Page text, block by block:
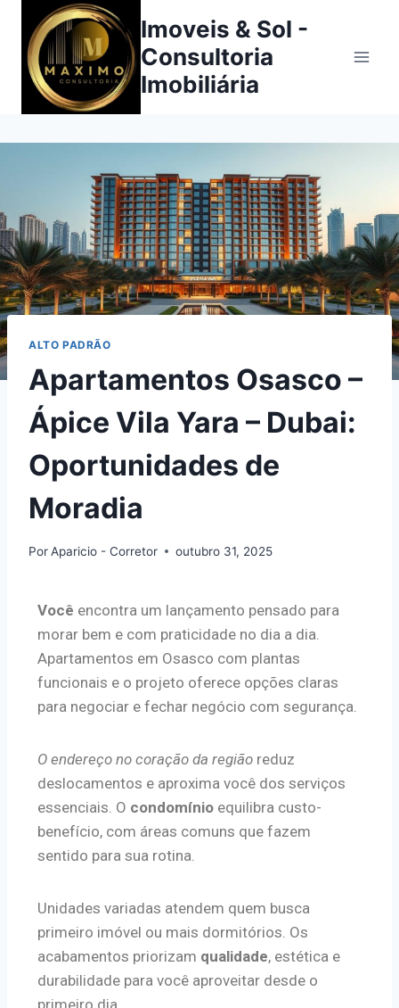
Imoveis & Sol -
Consultoria
Imobiliária
ALTO PADRÃO
Apartamentos Osasco –
Ápice Vila Yara – Dubai:
Oportunidades de
Moradia
PorAparicio - Corretor outubro 31, 2025
Você encontra um lançamento pensado para
morar bem e com praticidade no dia a dia.
Apartamentos em Osasco com plantas
funcionais e o projeto oferece opções claras
para negociar e fechar negócio com segurança.
O endereço no coração da região reduz
deslocamentos e aproxima você dos serviços
essenciais. O condomínio equilibra custo-
benefício, com áreas comuns que fazem
sentido para sua rotina.
Unidades variadas atendem quem busca
primeiro imóvel ou mais dormitórios. Os
acabamentos priorizam qualidade, estética e
durabilidade para você aproveitar desde o
primeiro dia.